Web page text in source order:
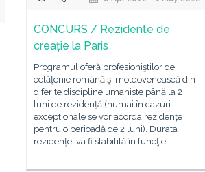
CONCURS / Rezidențe de
creație la Paris
Programul oferă profesioniştilor de
cetăţenie română şi moldovenească din
diferite discipline umaniste până la 2
luni de rezidenţă (numai în cazuri
exceptionale se vor acorda rezidențe
pentru o perioadă de 2 luni). Durata
rezidenţei va fi stabilită în funcţie